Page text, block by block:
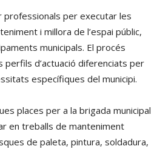
professionals per executar les
i millora de l’espai públic,
municipals. El procés
d’actuació diferenciats per
específiques del municipi.
places per a la brigada municipal
en treballs de manteniment
de paleta, pintura, soldadura,